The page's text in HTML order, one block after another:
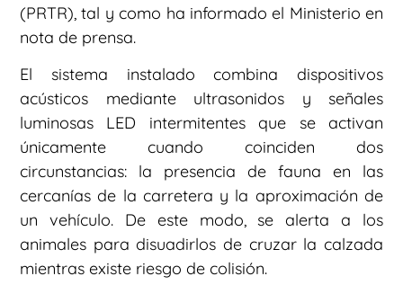
(PRTR), tal y como ha informado el Ministerio en
nota de prensa.
El sistema instalado combina dispositivos
acústicos mediante ultrasonidos y señales
luminosas LED intermitentes que se activan
únicamente cuando coinciden dos
circunstancias: la presencia de fauna en las
cercanías de la carretera y la aproximación de
un vehículo. De este modo, se alerta a los
animales para disuadirlos de cruzar la calzada
mientras existe riesgo de colisión.